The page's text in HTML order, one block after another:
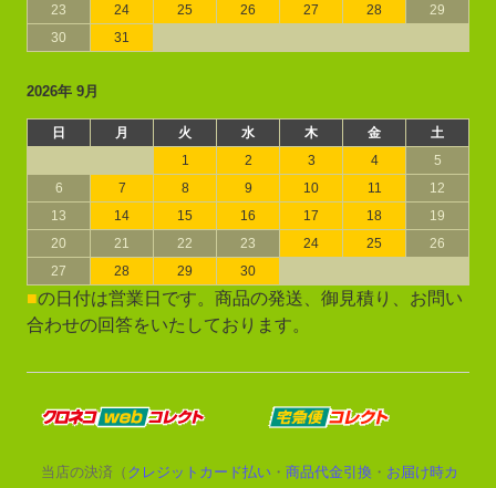
23 24 25 26 27 28
29
30
31
2026年 9月
日 月 火 水 木 金
土
1
2 3 4
5
6
7 8 9 10 11
12
13
14 15 16 17 18
19
20
21 22 23 24 25
26
27
28 29 30
■の日付は営業日です。商品の発送、御見積り、お問い
合わせの回答をいたしております。
当店の決済（ クレジットカード払い ・ 商品代金引換 ・ お届け時カ